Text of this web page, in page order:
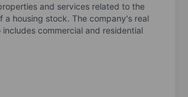
and services related to the
a housing stock. The company's real
commercial and residential